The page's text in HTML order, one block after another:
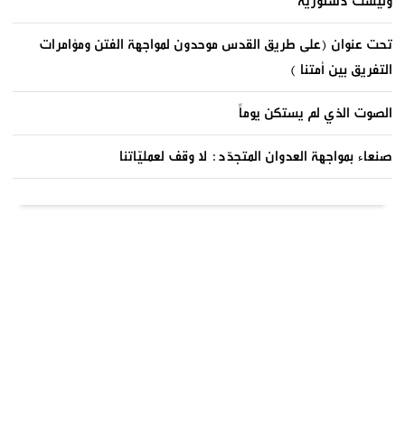
تحت عنوان (على طريق القدس موحدون لمواجهة الفتن ومؤامرات
التفريق بين أمتنا )
الصوت الذي لم يستكن يوماً
صنعاء بمواجهة العدوان المتجدّد: لا وقف لعمليّاتنا